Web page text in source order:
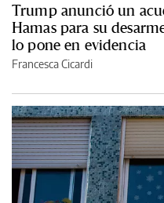
Trump anunció un
Hamas para su
lo pone en evidencia
Francesca Cicardi